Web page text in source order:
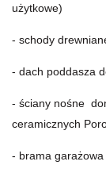
użytkowe)
- schody
- dach poddasza
- ściany nośne
ceramicznych
- brama